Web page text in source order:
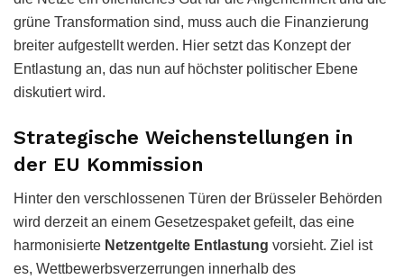
grüne Transformation sind, muss auch die Finanzierung
breiter aufgestellt werden. Hier setzt das Konzept der
Entlastung an, das nun auf höchster politischer Ebene
diskutiert wird.
Strategische Weichenstellungen in
der EU Kommission
Hinter den verschlossenen Türen der Brüsseler Behörden
wird derzeit an einem Gesetzespaket gefeilt, das eine
harmonisierte Netzentgelte Entlastung vorsieht. Ziel ist
es, Wettbewerbsverzerrungen innerhalb des